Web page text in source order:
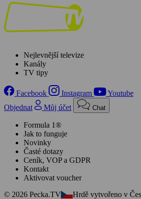
Nejlevnější televize
Kanály
TV tipy
Facebook Instagram
Youtube
Objednat
Můj účet Chat
Formula 1®
Jak to funguje
Novinky
Časté dotazy
Ceník, VOP a GDPR
Kontakt
Aktivovat voucher
© 2026 Pecka.TV
Hrdě vytvořeno v